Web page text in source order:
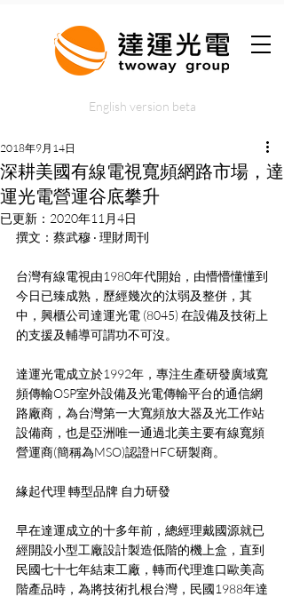
English version beta
深耕美國有線電視寬頻網路市場，達
運光電營運谷底攀升
2018年9月14日
已更新： 2020年11月4日
撰文：蔡武穆 ‧ 理財周刊
台灣有線電視由1980年代開始，由懵懵懂懂到
今日已臻成熟，歷經幾次的汰弱及整併，其
中，興櫃公司達運光電 (8045) 在設備及技術上
的支援及輔導可謂功不可沒。
達運光電成立於1992年，專注生產研發廣域寬
頻傳輸OSP室外設備及光電傳輸平台的通信網
路廠商，為台灣第一大寬頻放大器及光工作站
設備商，也是亞洲唯一通過北美主要有線寬頻
營運商(簡稱為MSO)認證HFC研製商。
緣起代理 轉型品牌 自力研發
早在達運成立的十多年前，總經理戴國源就已
經開設小型工廠設計製造低階的機上盒，直到
民國七十七年結束工廠，轉而代理進口歐美高
階產品時，為將技術扎根台灣，民國1988年達